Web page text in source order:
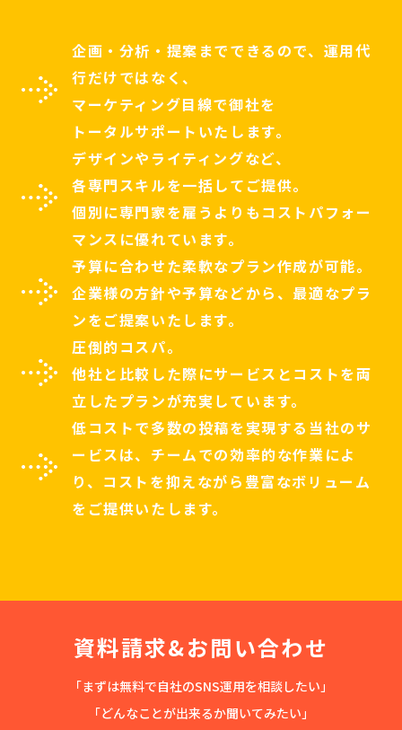
企画・分析・提案までできるので、運用代
行だけではなく、
マーケティング目線で御社を
トータルサポートいたします。
デザインやライティングなど、
各専門スキルを一括してご提供。
個別に専門家を雇うよりもコストパフォー
マンスに優れています。
予算に合わせた柔軟なプラン作成が可能。
企業様の方針や予算などから、最適なプラ
ンをご提案いたします。
圧倒的コスパ。
他社と比較した際にサービスとコストを両
立したプランが充実しています。
低コストで多数の投稿を実現する当社のサ
ービスは、チームでの効率的な作業によ
り、コストを抑えながら豊富なボリューム
をご提供いたします。
資料請求&お問い合わせ
「まずは無料で自社のSNS運用を相談したい」
「どんなことが出来るか聞いてみたい」